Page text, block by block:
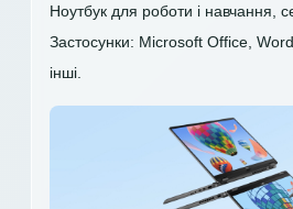
Ноутбук для роботи і навчання,
Застосунки: Microsoft Office,
інші.